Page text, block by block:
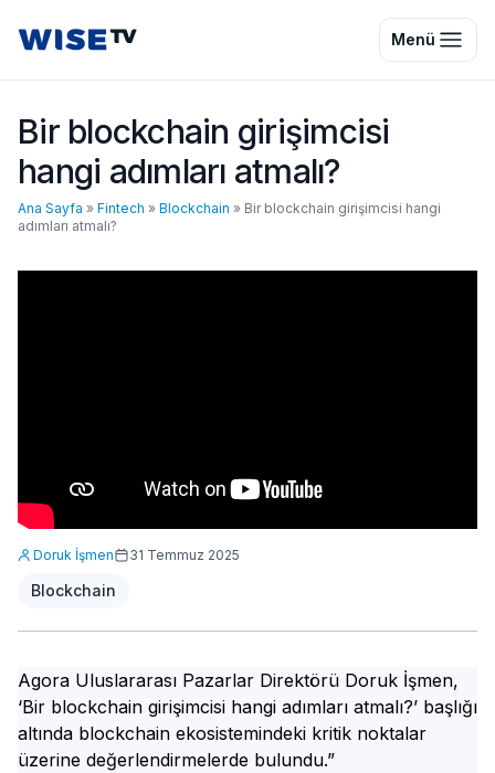
Wise TV Menü
Bir blockchain girişimcisi
hangi adımları atmalı?
Ana Sayfa » Fintech » Blockchain » Bir blockchain girişimcisi hangi
adımları atmalı?
Doruk İşmen 31 Temmuz 2025
Blockchain
Agora Uluslararası Pazarlar Direktörü Doruk İşmen,
‘Bir blockchain girişimcisi hangi adımları atmalı?’ başlığı
altında blockchain ekosistemindeki kritik noktalar
üzerine değerlendirmelerde bulundu.”